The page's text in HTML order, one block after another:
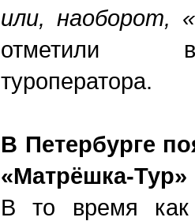
или, наоборот,
отметили
туроператора.
В Петербурге
«Матрёшка-Тур»
В то время как